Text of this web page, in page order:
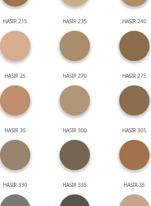
HASIR 215 HASIR 235 HASIR 240
HASIR 25 HASIR 270 HASIR 275
HASIR 30 HASIR 300 HASIR 305
HASIR 330 HASIR 335 HASIR 35